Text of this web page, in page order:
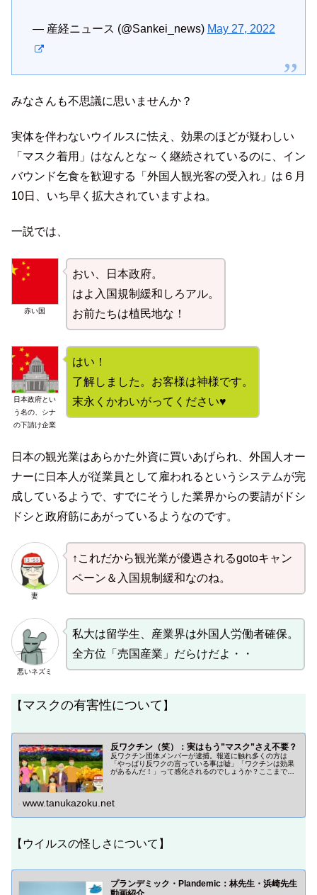
— 産経ニュース (@Sankei_news) May 27, 2022
みなさんも不思議に思いませんか？
実体を伴わないウイルスに怯え、効果のほどが疑わしい
「マスク着用」はなんとな～く継続されているのに、イン
バウンド乞食を歓迎する「外国人観光客の受入れ」は６月
10日、いち早く拡大されていますよね。
一説では、
赤い国
おい、日本政府。
はよ入国規制緩和しろアル。
お前たちは植民地な！
日本政府とい
う名の、シナ
の下請け企業
はい！
了解しました。お客様は神様です。
末永くかわいがってください♥
日本の観光業はあらかた外資に買いあげられ、外国人オー
ナーに日本人が従業員として雇われるというシステムが完
成しているようで、すでにそうした業界からの要請がドシ
ドシと政府筋にあがっているようなのです。
妻
↑これだから観光業が優遇されるgotoキャン
ペーン＆入国規制緩和なのね。
悪いネズミ
私大は留学生、産業界は外国人労働者確保。
全方位「売国産業」だらけだよ・・
【 マスクの有害性について 】
反ワクチン（笑）：実はもう”マスク”さえ不要？
反ワクチン団体メンバーが逮捕。報道に触れ多くの方は
「やっぱり反ワクの言っている事は嘘」「ワクチンは効果
があるんだ！」って感化されるのでしょうか？ここまでが
www.tanukazoku.net
【ウイルスの怪しさについて】
プランデミック・Plandemic：林先生・浜崎先生